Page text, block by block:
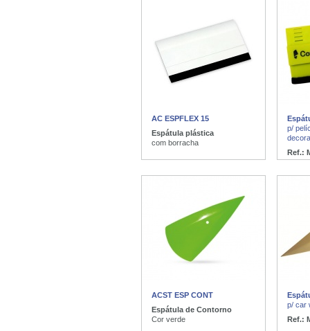
AC ESPFLEX 15
Espátula plástica
com borracha
p/
Ref.:
ACST ESP CONT
Espátula de Contorno
Cor verde
p/ car
Ref.: